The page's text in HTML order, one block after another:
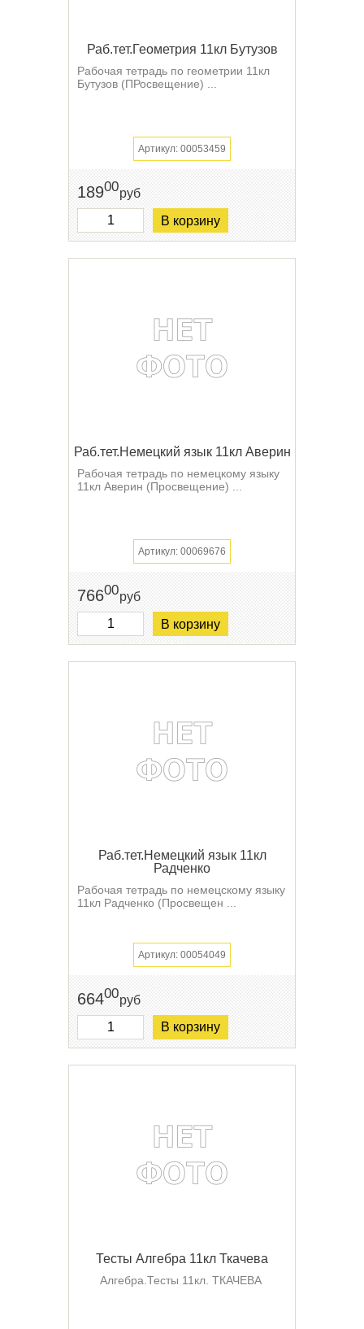
Раб.тет.Геометрия 11кл Бутузов
Рабочая тетрадь по геометрии 11кл
Бутузов (ПРосвещение) ...
Артикул: 00053459
18900руб
В корзину
Раб.тет.Немецкий язык 11кл Аверин
Рабочая тетрадь по немецкому языку
11кл Аверин (Просвещение) ...
Артикул: 00069676
76600руб
В корзину
Раб.тет.Немецкий язык 11кл
Радченко
Рабочая тетрадь по немецскому языку
11кл Радченко (Просвещен ...
Артикул: 00054049
66400руб
В корзину
Тесты Алгебра 11кл Ткачева
Алгебра.Тесты 11кл. ТКАЧЕВА